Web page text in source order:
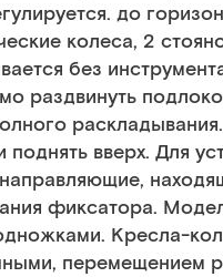
до
колеса, 2
без
раздвинуть
поднять вверх. Для
фиксатора.
Кресла-
перемещением